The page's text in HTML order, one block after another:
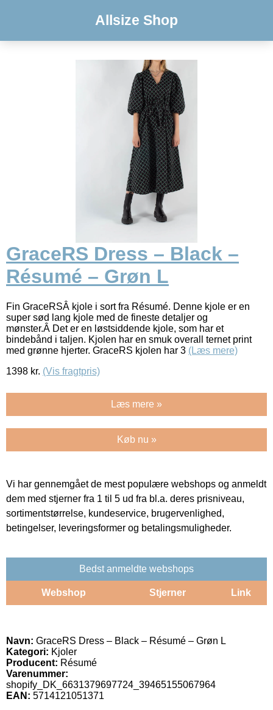
Allsize Shop
GraceRS Dress – Black –
Résumé – Grøn L
Fin GraceRSÂ kjole i sort fra Résumé. Denne kjole er en
super sød lang kjole med de fineste detaljer og
mønster.Â Det er en løstsiddende kjole, som har et
bindebånd i taljen. Kjolen har en smuk overall ternet print
med grønne hjerter. GraceRS kjolen har 3 (Læs mere)
1398 kr. (Vis fragtpris)
Læs mere »
Køb nu »
Vi har gennemgået de mest populære webshops og anmeldt
dem med stjerner fra 1 til 5 ud fra bl.a. deres prisniveau,
sortimentstørrelse, kundeservice, brugervenlighed,
betingelser, leveringsformer og betalingsmuligheder.
Bedst anmeldte webshops
Webshop Stjerner Link
Navn: GraceRS Dress – Black – Résumé – Grøn L
Kategori: Kjoler
Producent: Résumé
Varenummer:
shopify_DK_6631379697724_39465155067964
EAN: 5714121051371